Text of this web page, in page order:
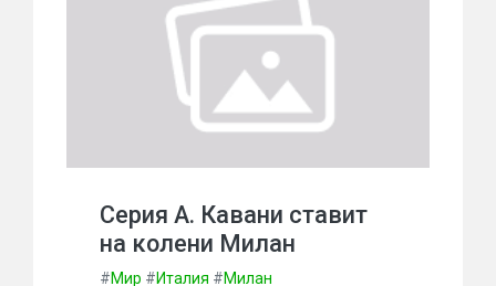
Серия А. Кавани ставит
на колени Милан
#Мир #Италия #Милан